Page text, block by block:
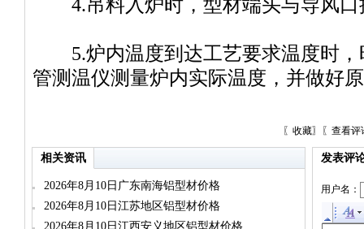
4.吊料入炉时，型材端头与导风口
5.炉内温度到达工艺要求温度时，
管测温仪测量炉内实际温度，并做好
〖 收藏〗〖 查看评
相关资讯
2026年8月10日广东南海铝型材价格
2026年8月10日江苏地区铝型材价格
2026年8月10日江西安义地区铝型材价格
发表评
用户名：